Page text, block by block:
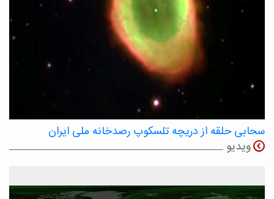
سحابی حلقه از دریچه تلسکوپ رصدخانه ملی ایران
ویدیو